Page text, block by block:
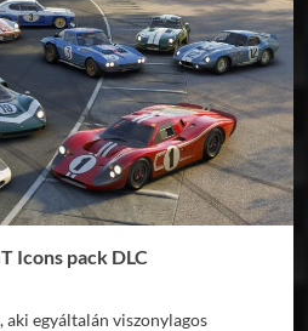
Icons pack DLC
egyáltalán viszonylagos